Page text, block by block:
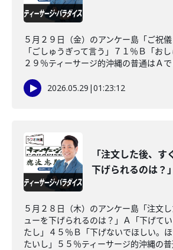
５月２９日（金）のアンケー島「ご祝
「ごしゅうぎって言う」７１％Ｂ「おし
２９％ティーサージ的沖縄の普通はＡで
2026.05.29 |01:23:12
「注文した後、
下げられるのは？」
５月２８日（木）のアンケー島「注文
ューを下げられるのは？」Ａ「下げて
たし」４５％Ｂ「下げないでほしい。
たいし」５５％ティーサージ的沖縄の普